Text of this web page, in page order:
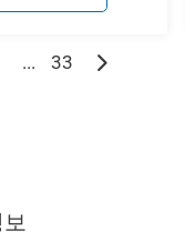
... 33